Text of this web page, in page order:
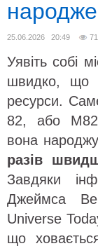
25.06.2026 20:49 71
Уявіть собі
швидко, що
ресурси.
82, або
вона
разів
Завдяки
Джеймса
Universe
що